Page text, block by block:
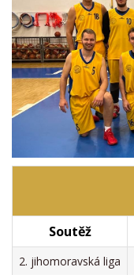
Soutěž
2. jihomoravská liga